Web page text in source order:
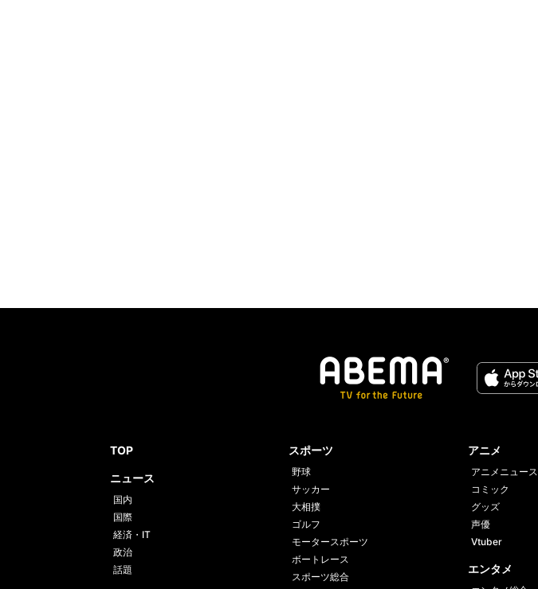
TOP
ニュース
国内
国際
経済・IT
政治
話題
スポーツ
野球
サッカー
大相撲
ゴルフ
モータースポーツ
ボートレース
スポーツ総合
アニメ
アニメニュース
コミック
グッズ
声優
Vtuber
エンタメ